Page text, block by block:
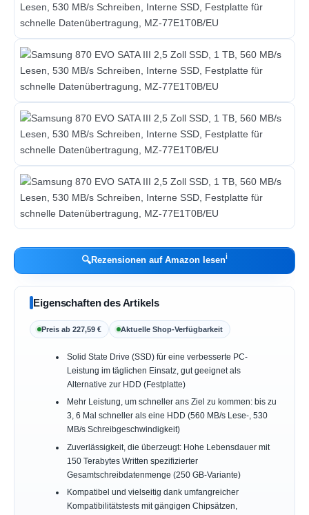
🔍Rezensionen auf Amazon lesenℹ︎
Eigenschaften des Artikels
Preis ab 227,59 € Aktuelle Shop-Verfügbarkeit
Solid State Drive (SSD) für eine verbesserte PC-
Leistung im täglichen Einsatz, gut geeignet als
Alternative zur HDD (Festplatte)
Mehr Leistung, um schneller ans Ziel zu kommen: bis zu
3, 6 Mal schneller als eine HDD (560 MB/s Lese-, 530
MB/s Schreibgeschwindigkeit)
Zuverlässigkeit, die überzeugt: Hohe Lebensdauer mit
150 Terabytes Written spezifizierter
Gesamtschreibdatenmenge (250 GB-Variante)
Kompatibel und vielseitig dank umfangreicher
Kompatibilitätstests mit gängigen Chipsätzen,